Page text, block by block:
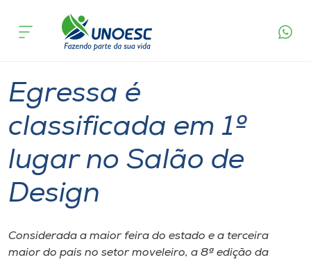
Cursos
Pesquisa
Atendimento ao Estudante
Portal de Ensino
A
acontece
Egressa é
classificada em 1º
lugar no Salão de
Design
Considerada a maior feira do estado e a terceira
maior do país no setor moveleiro, a 8ª edição da